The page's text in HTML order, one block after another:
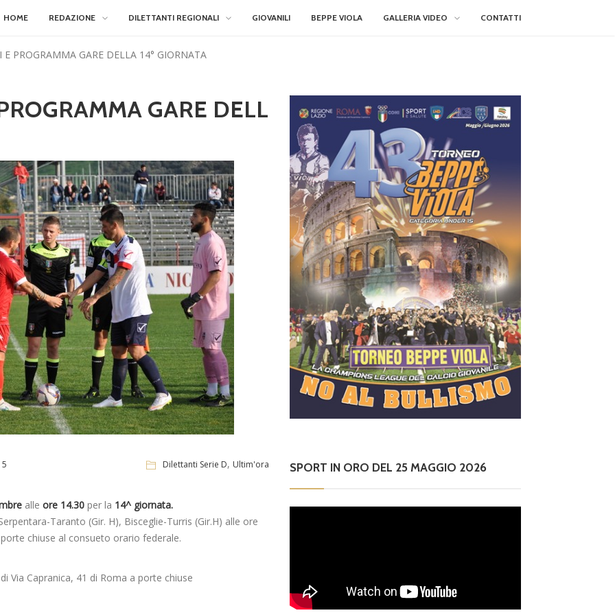
HOME REDAZIONE DILETTANTI REGIONALI GIOVANILI BEPPE VIOLA GALLERIA VIDEO CONTATTI
E PROGRAMMA GARE DELLA 14° GIORNATA
GARE DELL
Dilettanti Serie D, Ultim'ora
alle ore 14.30 per la 14^ giornata.
Taranto (Gir. H), Bisceglie-Turris (Gir.H) alle ore
chiuse al consueto orario federale.
Via Capranica, 41 di Roma a porte chiuse
SPORT IN ORO DEL 25 MAGGIO 2026